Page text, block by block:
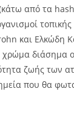
(κάτω από τα
και Ελκώδη
διάσημα
ζωής των
που θα